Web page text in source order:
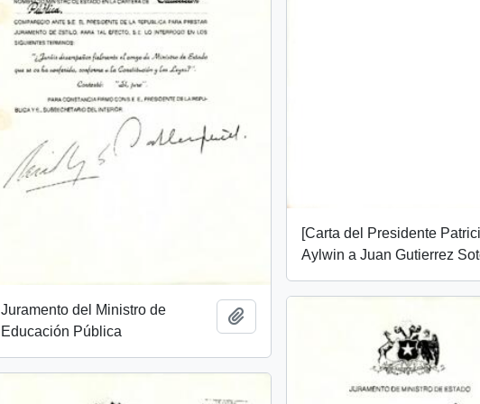
[Carta del Presidente
Aylwin a Juan Gutierrez
Juramento del Ministro de
Educación Pública